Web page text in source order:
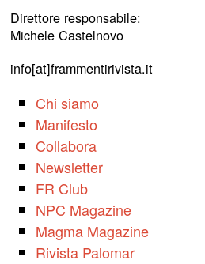
Direttore responsabile:
Michele Castelnovo
info[at]frammentirivista.it
Chi siamo
Manifesto
Collabora
Newsletter
FR Club
NPC Magazine
Magma Magazine
Rivista Palomar